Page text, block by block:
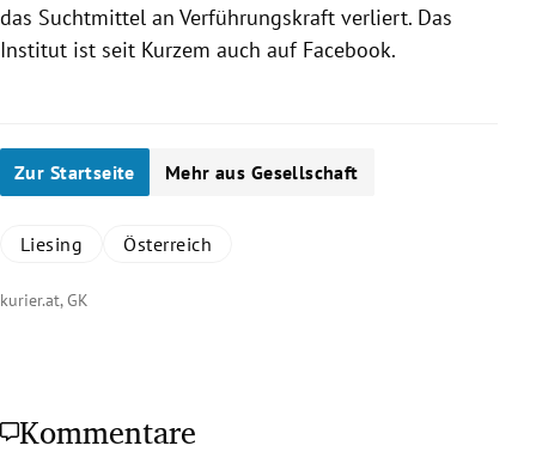
das Suchtmittel an Verführungskraft verliert. Das
Institut ist seit Kurzem auch auf Facebook.
Zur Startseite Mehr aus Gesellschaft
Liesing Österreich
kurier.at, GK
Kommentare